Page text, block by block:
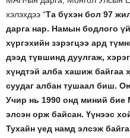
хэлэхдээ “Та бүхэн бол 97
дарга нар. Намын бодлого
хүргэхийн зэрэгцээ ард
дээд түвшинд дуулгаж,
хүндтэй алба хашиж байгаа
суудаг албан тушаал биш.
Учир нь 1990 онд миний
элсэн орж байсан. Үүнээс
Тухайн үед намд элсэж